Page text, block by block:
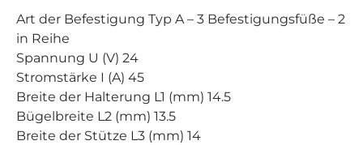
Art der Befestigung Typ A – 3 Befestigungsfüße – 2
in Reihe
Spannung U (V) 24
Stromstärke I (A) 45
Breite der Halterung L1 (mm) 14.5
Bügelbreite L2 (mm) 13.5
Breite der Stütze L3 (mm) 14